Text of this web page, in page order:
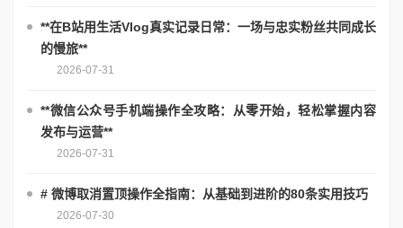
**在B站用生活Vlog真实记录日常：一场与忠实粉丝共同成长
的慢旅**
2026-07-31
**微信公众号手机端操作全攻略：从零开始，轻松掌握内容
发布与运营**
2026-07-31
# 微博取消置顶操作全指南：从基础到进阶的80条实用技巧
2026-07-30